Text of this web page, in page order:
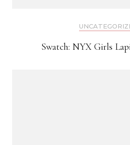
Swatch: NYX Girls